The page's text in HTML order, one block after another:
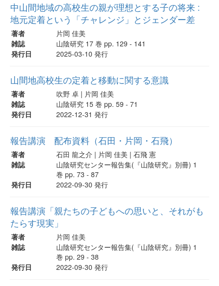
中山間地域の高校生の親が理想とする子の将来 :
地元定着という「チャレンジ」とジェンダー差
著者
片岡 佳美
雑誌
山陰研究 17 巻 pp. 129 - 141
発行日
2025-03-10 発行
山間地高校生の定着と移動に関する意識
著者
吹野 卓 | 片岡 佳美
雑誌
山陰研究 15 巻 pp. 59 - 71
発行日
2022-12-31 発行
報告講演 配布資料（石田・片岡・石飛）
著者
石田 龍之介 | 片岡 佳美 | 石飛 憲
雑誌
山陰研究センター報告集(『山陰研究』別冊) 1
巻 pp. 73 - 87
発行日
2022-09-30 発行
報告講演「親たちの子どもへの思いと、それがも
たらす現実」
著者
片岡 佳美
雑誌
山陰研究センター報告集(『山陰研究』別冊) 1
巻 pp. 29 - 38
発行日
2022-09-30 発行